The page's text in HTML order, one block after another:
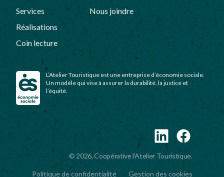
Services
Réalisations
Coin lecture
Nous joindre
L’Atelier Touristique est une entreprise d’économie sociale.
Un modèle qui vise à assurer la durabilité, la justice et
l’équité.
© 2026, Coopérative l’Atelier Touristique.
Politique de confidentialité Gestion des cookies